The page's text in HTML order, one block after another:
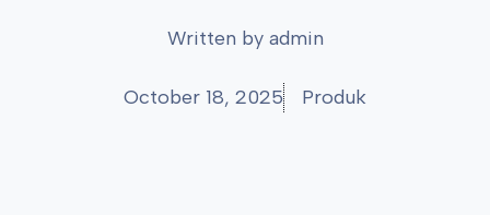
Written by admin
October 18, 2025 Produk